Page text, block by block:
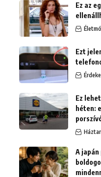
Ez az
Ezt
Ez
héten:
A